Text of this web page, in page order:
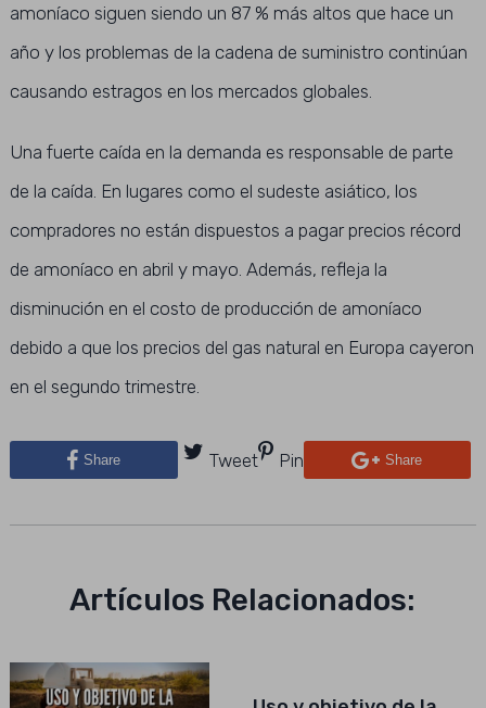
amoníaco siguen siendo un 87 % más altos que hace un
año y los problemas de la cadena de suministro continúan
causando estragos en los mercados globales.
Una fuerte caída en la demanda es responsable de parte
de la caída. En lugares como el sudeste asiático, los
compradores no están dispuestos a pagar precios récord
de amoníaco en abril y mayo. Además, refleja la
disminución en el costo de producción de amoníaco
debido a que los precios del gas natural en Europa cayeron
en el segundo trimestre.
Share Tweet Pin Share
Artículos Relacionados: